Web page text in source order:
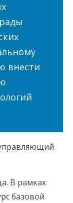
внести
В рамках
базовой